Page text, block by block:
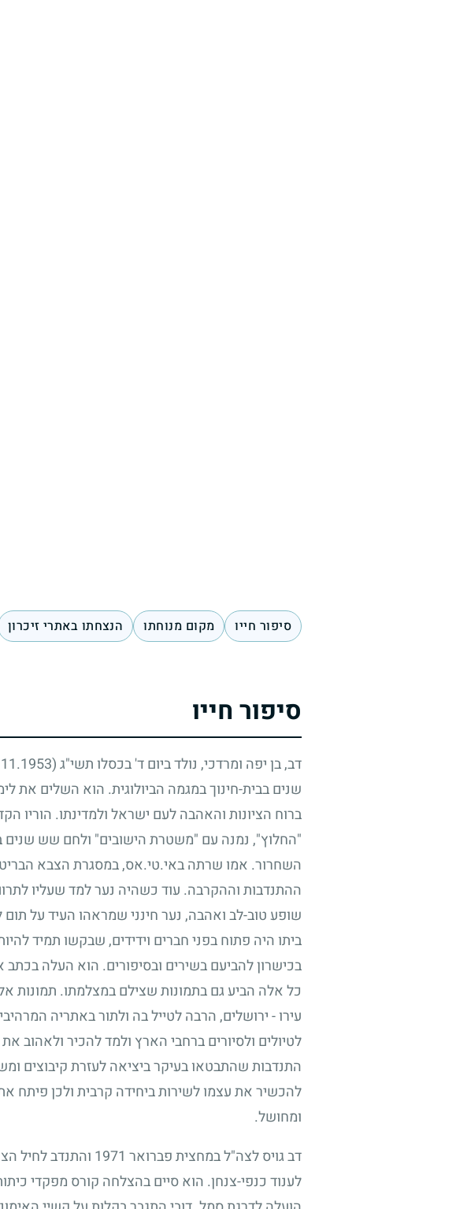
סיפור חייו מקום מנוחתו הנצחתו באתרי זיכרון
סיפור חייו
דב, בן יפה ומרדכי, נולד ביום ד' בכסלו תשי"ג(22.11.1953)
שנים בבית-חינוך במגמה הביולוגית. הוא השלים את
ברוח הציונות והאהבה לעם ישראל ולמדינתו.
"החלוץ", נמנה עם "משטרת הישובים" ולחם שש שנים
השחרור. אמו שרתה באי.טי.אס, במסגרת הצבא
ההתנדבות וההקרבה. עוד כשהיה נער למד שעליו
שופע טוב-לב ואהבה, נער חינני שמראהו העיד על תום
ביתו היה פתוח בפני חברים וידידים, שבקשו תמיד
בכישרון להביעם בשירים ובסיפורים. הוא העלה
כל אלה הביע גם בתמונות שצילם במצלמתו. תמונות
עירו-ירושלים, הרבה לטייל בה ולתור באתריה
לטיולים ולסיורים ברחבי הארץ ולמד להכיר ולאהוב
התנדבות שהתבטאו בעיקר ביציאה לעזרת קיבוצים
להכשיר את עצמו לשירות ביחידה קרבית ולכן פיתח
ומחושל.
דב גויס לצה"ל במחצית פברואר 1971 והתנדב לחיל
לענוד כנפי-צנחן. הוא סיים בהצלחה קורס מפקדי